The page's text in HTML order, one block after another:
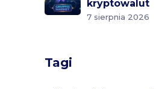
kryptowalut
7 sierpnia 2026
Tagi